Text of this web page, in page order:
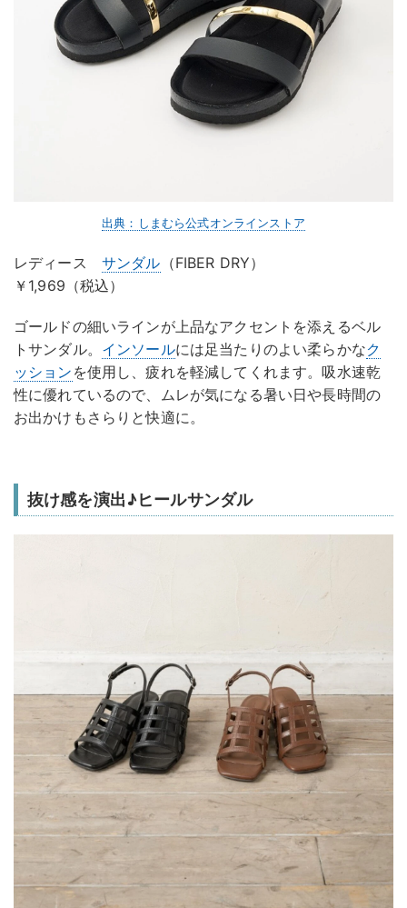
出典：しまむら公式オンラインストア
レディース サンダル （FIBER DRY）
￥1,969（税込）
ゴールドの細いラインが上品なアクセントを添えるベル
トサンダル。 インソールには足当たりのよい柔らかなク
ッション を使用し、疲れを軽減してくれます。吸水速乾
性に優れているので、ムレが気になる暑い日や長時間の
お出かけもさらりと快適に。
抜け感を演出♪ヒールサンダル